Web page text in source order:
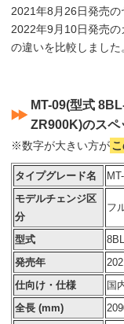
2021年8月26日発売
2022年9月10日発売
の違いを比較しました
MT-09(型式
ZR900K)のスペ
※数字が大きい方が
タイプグレード名
モデルチェンジ区
分
フ
型式
発売年
仕向け・仕様
国
全長 (mm)